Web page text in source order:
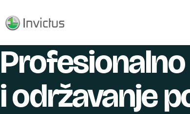
i održavanje